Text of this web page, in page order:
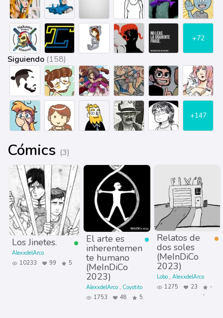
+72
Siguiendo (158)
+147
Cómics (3)
Los Jinetes.
AlexxdelArco
10233
99 5
El arte es
inherentemen
te humano
(MeInDiCo
2023)
AlexxdelArco
Coyotito
1753
48 5
Relatos de
dos soles
(MeInDiCo
2023)
Lobo AlexxdelArco
1275
23
-
-